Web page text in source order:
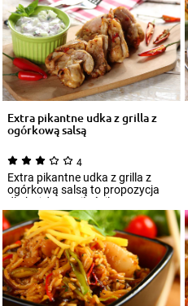
Extra pikantne udka z grilla z
ogórkową salsą
4
Extra pikantne udka z grilla z
ogórkową salsą to propozycja
dla każdego miłośnika
wyrazistych poł...